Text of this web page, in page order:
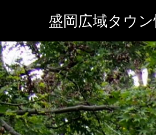
盛岡広域タウ